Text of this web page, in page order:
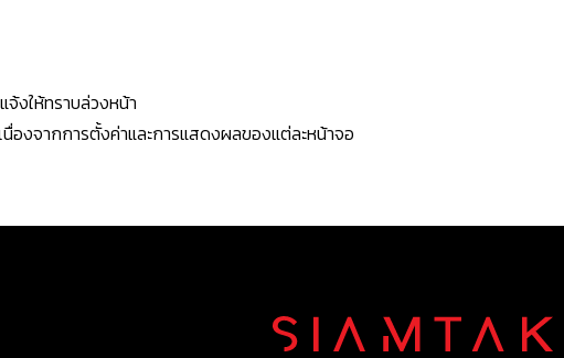
จ้งให้ทราบล่วงหน้า
องจากการตั้งค่าและการแสดงผลของแต่ละหน้าจอ